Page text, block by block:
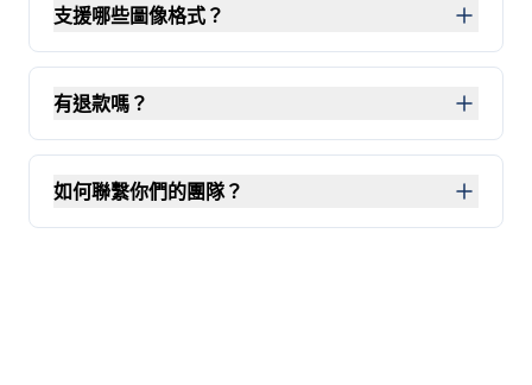
支援哪些圖像格式？
舞蹈生成器支援常見的圖像格式，包括 JPEG、JPG 和
有退款嗎？
不，我們不提供退款。但當您首次在 PiAPI 工作區註冊
如何聯繫你們的團隊？
請發送電子郵件至support@piapi.ai- 我們很樂意進一